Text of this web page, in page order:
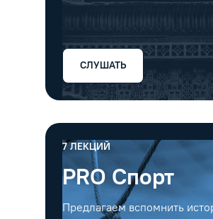
СЛУШАТЬ
7 ЛЕКЦИЙ
PRO Спорт
Предлагаем вспомнить